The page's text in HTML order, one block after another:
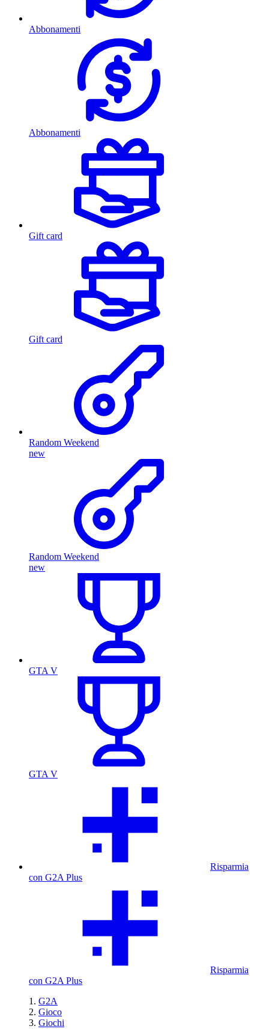
Abbonamenti
Abbonamenti
Gift card
Gift card
Random Weekend
new
Random Weekend
new
GTA V
GTA V
Risparmia
con G2A Plus
Risparmia
con G2A Plus
G2A
Gioco
Giochi